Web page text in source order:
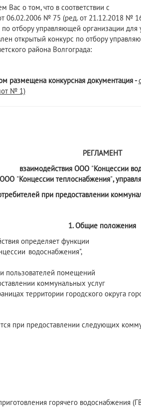
Вас о том, что в соответствии с ч.
06.02.2006 № 75 (ред. от 21.12.2018 №
по отбору управляющей организации
открытый конкурс по отбору
района Волгограда:
размещена конкурсная документация -
№ 1)
РЕГЛАМЕНТ
взаимодействия ООО "Концессии
ООО "Концессии теплоснабжения",
при предоставлении
1. Общие положения
определяет функции
"Концессии водоснабжения",
пользователей помещений
коммунальных услуг
территории городского округа
при предоставлении следующих
горячего водоснабжения